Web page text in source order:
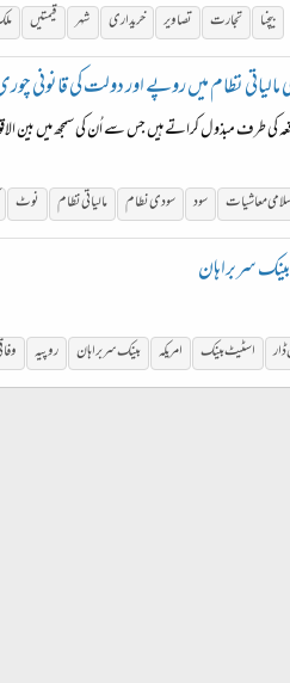
بیچنا تجارت تصاویر خریداری شہر قیمتیں
معاشیات سود سودی نطام مالیاتی نظام نوٹ
اسٹیٹ بینک امریکہ بینک سربراہان روپیہ